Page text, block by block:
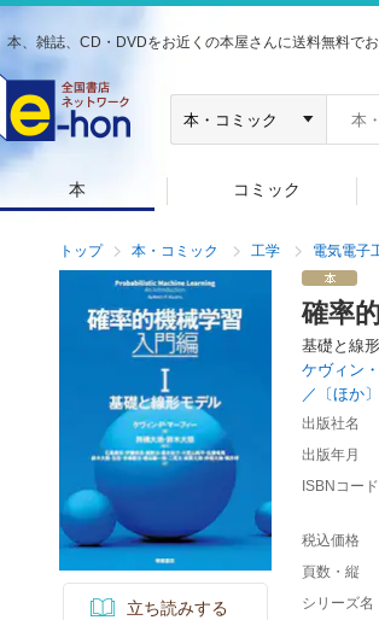
本、雑誌、CD・DVDをお近くの本屋さんに送料無料でお
本 コミック
トップ 本・コミック 工学 電気電子
立ち読みする
確率
基礎と線
ケヴィン
／〔ほか
出版社名
出版年月
ISBNコード
税込価格
頁数・縦
シリーズ名